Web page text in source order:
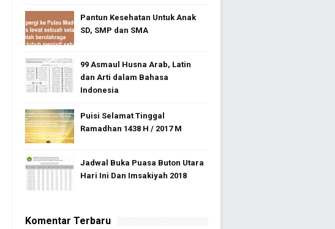
Pantun Kesehatan Untuk Anak
SD, SMP dan SMA
99 Asmaul Husna Arab, Latin
dan Arti dalam Bahasa
Indonesia
Puisi Selamat Tinggal
Ramadhan 1438 H / 2017 M
Jadwal Buka Puasa Buton Utara
Hari Ini Dan Imsakiyah 2018
Komentar Terbaru